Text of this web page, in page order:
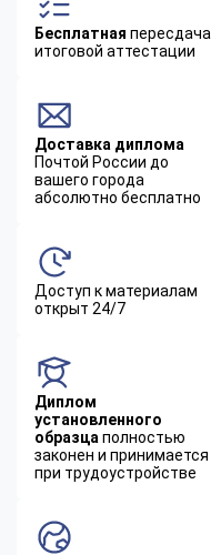
Бесплатная пересдача
итоговой аттестации
Доставка диплома
Почтой России до
вашего города
абсолютно бесплатно
Доступ к материалам
открыт 24/7
Диплом
установленного
образца полностью
законен и принимается
при трудоустройстве